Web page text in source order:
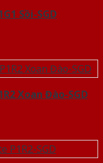
Sồi-SGD
Xoan Đào-SGD